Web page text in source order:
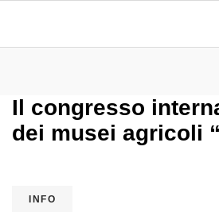
Il congresso
dei musei agricoli
INFO